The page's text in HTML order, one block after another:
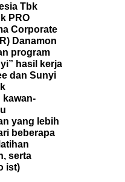
Tbk
PRO
Corporate
Danamon
program
hasil kerja
dan Sunyi
kawan-
yang lebih
beberapa
serta
ist)